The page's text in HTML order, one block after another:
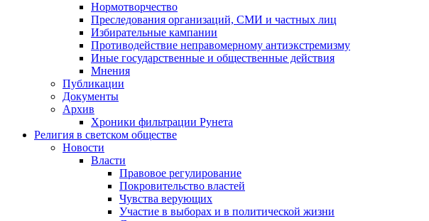
Нормотворчество
Преследования организаций, СМИ и частных лиц
Избирательные кампании
Противодействие неправомерному антиэкстремизму
Иные государственные и общественные действия
Мнения
Публикации
Документы
Архив
Хроники фильтрации Рунета
Религия в светском обществе
Новости
Власти
Правовое регулирование
Покровительство властей
Чувства верующих
Участие в выборах и в политической жизни